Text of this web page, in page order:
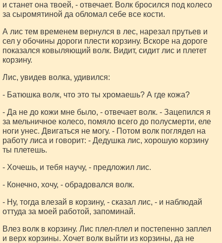
и станет она твоей, - отвечает. Волк бросился под колесо
за сыромятиной да обломал себе все кости.
А лис тем временем вернулся в лес, нарезал прутьев и
сел у обочины дороги плести корзину. Вскоре на дороге
показался ковыляющий волк. Видит, сидит лис и плетет
корзину.
Лис, увидев волка, удивился:
- Батюшка волк, что это ты хромаешь? А где кожа?
- Да не до кожи мне было, - отвечает волк. - Зацепился я
за мельничное колесо, помяло всего до полусмерти, еле
ноги унес. Двигаться не могу. - Потом волк поглядел на
работу лиса и говорит: - Дедушка лис, хорошую корзину
ты плетешь.
- Хочешь, и тебя научу, - предложил лис.
- Конечно, хочу, - обрадовался волк.
- Ну, тогда влезай в корзину, - сказал лис, - и наблюдай
оттуда за моей работой, запоминай.
Влез волк в корзину. Лис плел-плел и постепенно заплел
и верх корзины. Хочет волк выйти из корзины, да не